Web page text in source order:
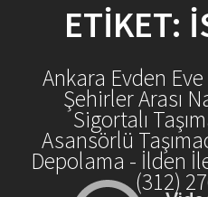
ETIKET:
Ankara Evden
Şehirler Arası
Sigortalı
Asansörlü
Depolama - İlden
(312)